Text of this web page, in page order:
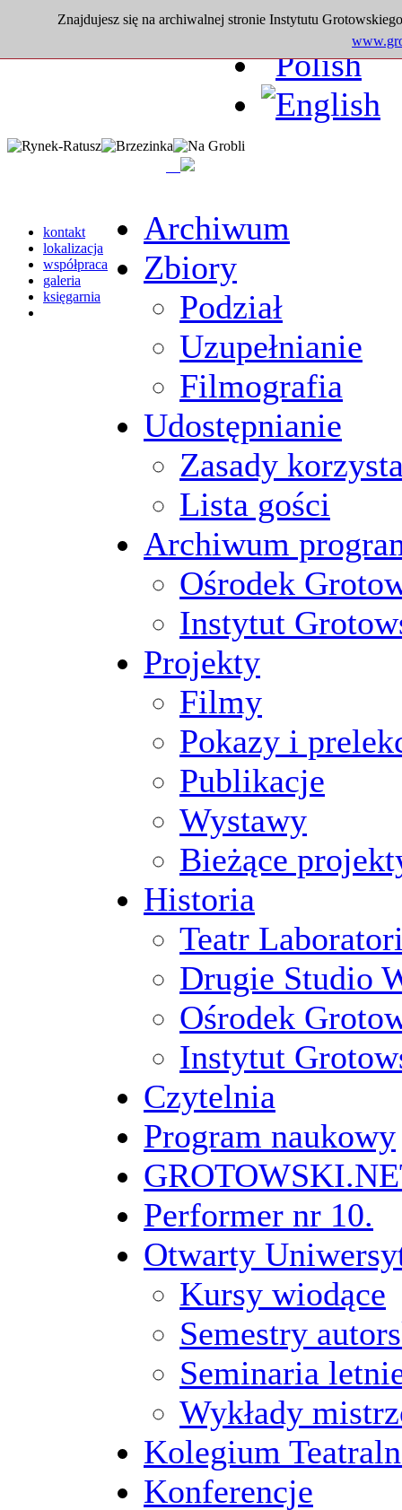
Znajdujesz się na archiwalnej stronie Instytutu
kontakt
lokalizacja
współpraca
galeria
księgarnia
Archiwum
Zbiory
Podział
Uzupełnianie
Filmografia
Udostępnianie
Zasady
Lista gości
Archiwum
Ośrodek
Instytut
Projekty
Filmy
Pokazy i
Publikacje
Wystawy
Bieżące
Historia
Teatr
Drugie Studio
Ośrodek
Instytut
Czytelnia
Program naukowy
Performer nr 10.
Otwarty
Kursy wiodące
Semestry
Seminaria
Wykłady
Kolegium
Konferencje